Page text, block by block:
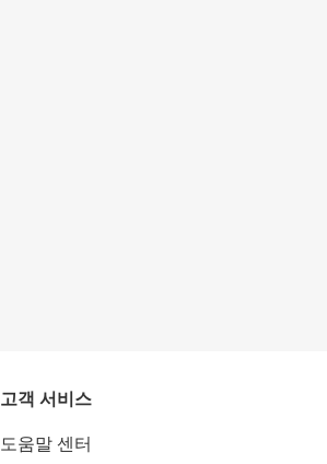
고객 서비스
도움말 센터